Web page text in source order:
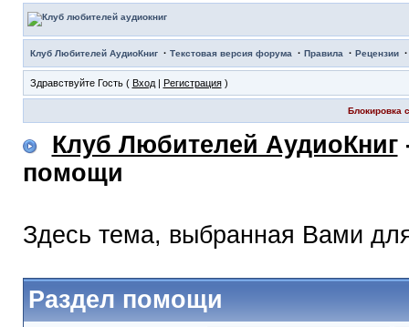
Клуб Любителей АудиоКниг· Текстовая версия форума · Правила · Рецензии
Здравствуйте Гость ( Вход| Регистрация)
Блокировка
Клуб Любителей АудиоКниг
помощи
Здесь тема, выбранная Вами
Раздел помощи